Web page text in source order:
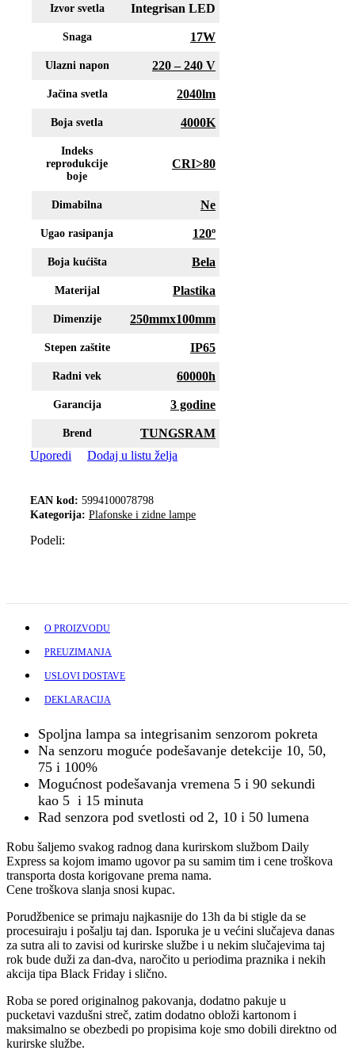
Izvor svetla Integrisan LED
Snaga 17W
Ulazni napon 220 – 240 V
Jačina svetla 2040lm
Boja svetla 4000K
Indeks
reprodukcije
boje
CRI>80
Dimabilna Ne
Ugao rasipanja 120º
Boja kućišta Bela
Materijal Plastika
Dimenzije 250mmx100mm
Stepen zaštite IP65
Radni vek 60000h
Garancija 3 godine
Brend
TUNGSRAM
Uporedi
Dodaj u listu želja
EAN kod: 5994100078798
Kategorija: Plafonske i zidne lampe
Podeli:
O PROIZVODU
PREUZIMANJA
USLOVI DOSTAVE
DEKLARACIJA
Spoljna lampa sa integrisanim senzorom pokreta
Na senzoru moguće podešavanje detekcije 10, 50,
75 i 100%
Mogućnost podešavanja vremena 5 i 90 sekundi
kao 5 i 15 minuta
Rad senzora pod svetlosti od 2, 10 i 50 lumena
Robu šaljemo svakog radnog dana kurirskom službom Daily
Express sa kojom imamo ugovor pa su samim tim i cene troškova
transporta dosta korigovane prema nama.
Cene troškova slanja snosi kupac.
Porudžbenice se primaju najkasnije do 13h da bi stigle da se
procesuiraju i pošalju taj dan. Isporuka je u većini slučajeva danas
za sutra ali to zavisi od kurirske službe i u nekim slučajevima taj
rok bude duži za dan-dva, naročito u periodima praznika i nekih
akcija tipa Black Friday i slično.
Roba se pored originalnog pakovanja, dodatno pakuje u
pucketavi vazdušni streč, zatim dodatno obloži kartonom i
maksimalno se obezbedi po propisima koje smo dobili direktno od
kurirske službe.